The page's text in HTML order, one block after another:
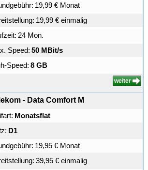
19,99 € Monat
19,99 € einmalig
24 Mon.
Speed: 50 MBit/s
Speed: 8 GB
weiter
- Data Comfort M
Monatsflat
D1
19,95 € Monat
39,95 € einmalig